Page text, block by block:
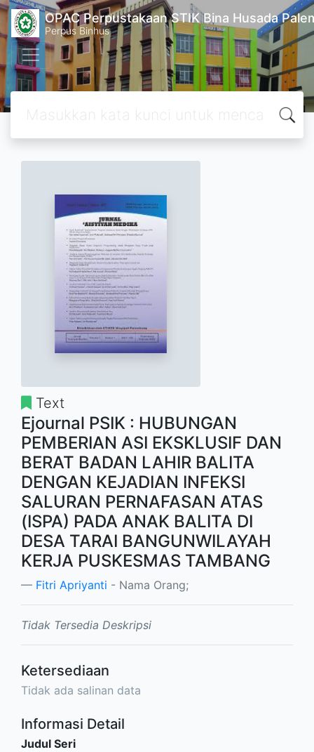
OPAC Perpustakaan STIK Bina Husada
Perpus Binhus
Text
Ejournal PSIK : HUBUNGAN
PEMBERIAN ASI EKSKLUSIF DAN
BERAT BADAN LAHIR BALITA
DENGAN KEJADIAN INFEKSI
SALURAN PERNAFASAN ATAS
(ISPA) PADA ANAK BALITA DI
DESA TARAI BANGUNWILAYAH
KERJA PUSKESMAS TAMBANG
Fitri Apriyanti - Nama Orang;
Tidak Tersedia Deskripsi
Ketersediaan
Tidak ada salinan data
Informasi Detail
Judul Seri